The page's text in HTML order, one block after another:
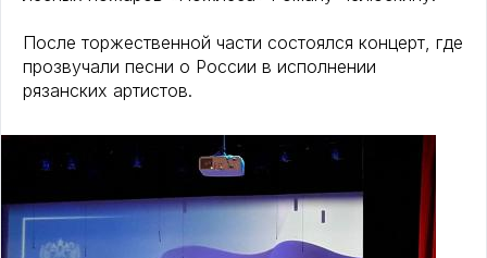
После торжественной части состоялся концерт, где
прозвучали песни о России в исполнении
рязанских артистов.